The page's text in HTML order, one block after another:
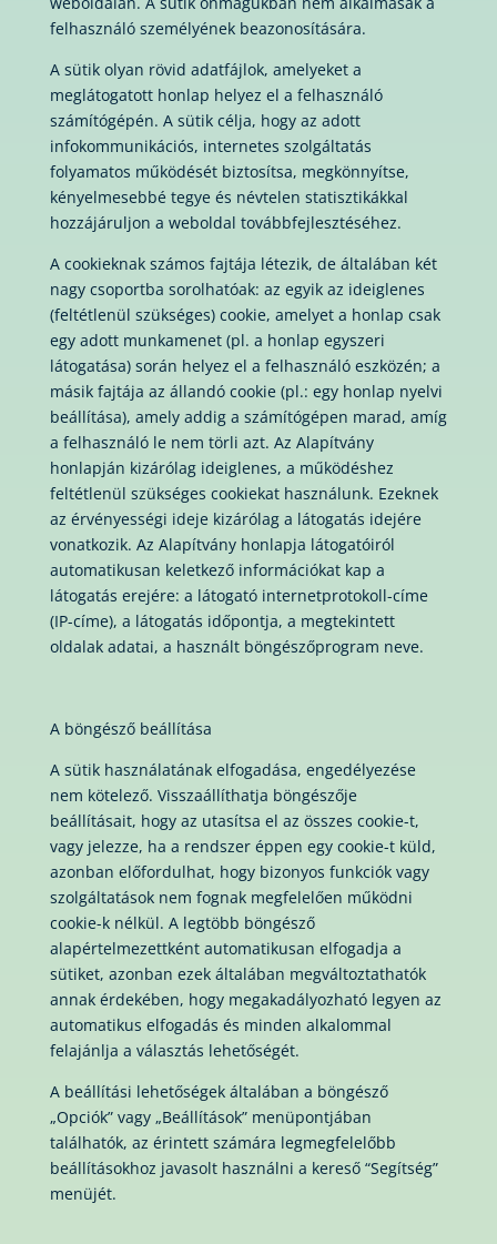
felhasználó személyének beazonosítására.
A sütik olyan rövid adatfájlok, amelyeket a
meglátogatott honlap helyez el a felhasználó
számítógépén. A sütik célja, hogy az adott
infokommunikációs, internetes szolgáltatás
folyamatos működését biztosítsa, megkönnyítse,
kényelmesebbé tegye és névtelen statisztikákkal
hozzájáruljon a weboldal továbbfejlesztéséhez.
A cookieknak számos fajtája létezik, de általában két
nagy csoportba sorolhatóak: az egyik az ideiglenes
(feltétlenül szükséges) cookie, amelyet a honlap csak
egy adott munkamenet (pl. a honlap egyszeri
látogatása) során helyez el a felhasználó eszközén; a
másik fajtája az állandó cookie (pl.: egy honlap nyelvi
beállítása), amely addig a számítógépen marad, amíg
a felhasználó le nem törli azt. Az Alapítvány
honlapján kizárólag ideiglenes, a működéshez
feltétlenül szükséges cookiekat használunk. Ezeknek
az érvényességi ideje kizárólag a látogatás idejére
vonatkozik. Az Alapítvány honlapja látogatóiról
automatikusan keletkező információkat kap a
látogatás erejére: a látogató internetprotokoll-címe
(IP-címe), a látogatás időpontja, a megtekintett
oldalak adatai, a használt böngészőprogram neve.
A böngésző beállítása
A sütik használatának elfogadása, engedélyezése
nem kötelező. Visszaállíthatja böngészője
beállításait, hogy az utasítsa el az összes cookie-t,
vagy jelezze, ha a rendszer éppen egy cookie-t küld,
azonban előfordulhat, hogy bizonyos funkciók vagy
szolgáltatások nem fognak megfelelően működni
cookie-k nélkül. A legtöbb böngésző
alapértelmezettként automatikusan elfogadja a
sütiket, azonban ezek általában megváltoztathatók
annak érdekében, hogy megakadályozható legyen az
automatikus elfogadás és minden alkalommal
felajánlja a választás lehetőségét.
A beállítási lehetőségek általában a böngésző
„Opciók” vagy „Beállítások” menüpontjában
találhatók, az érintett számára legmegfelelőbb
beállításokhoz javasolt használni a kereső “Segítség”
menüjét.